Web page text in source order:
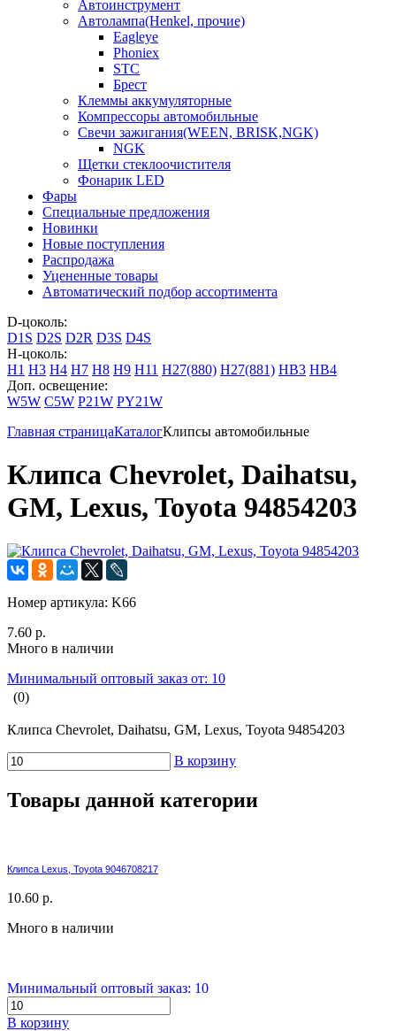
Автоинструмент
Автолампа(Henkel, прочие)
Eagleye
Phoniex
STC
Брест
Клеммы аккумуляторные
Компрессоры автомобильные
Свечи зажигания(WEEN, BRISK,NGK)
NGK
Щетки стеклоочистителя
Фонарик LED
Фары
Специальные предложения
Новинки
Новые поступления
Распродажа
Уцененные товары
Автоматический подбор ассортимента
D-цоколь:
D1S D2S D2R D3S D4S
H-цоколь:
H1 H3 H4 H7 H8 H9 H11 H27(880) H27(881) HB3 HB4
Доп. освещение:
W5W C5W P21W PY21W
Главная страницаКаталогКлипсы автомобильные
Клипса Chevrolet, Daihatsu,
GM, Lexus, Toyota 94854203
Номер артикула: K66
7.60 р.
Много в наличии
Минимальный оптовый заказ от: 10
(0)
Клипса Chevrolet, Daihatsu, GM, Lexus, Toyota 94854203
В корзину
Товары данной категории
Клипса Lexus, Toyota 9046708217
10.60 р.
Много в наличии
Минимальный оптовый заказ: 10
В корзину